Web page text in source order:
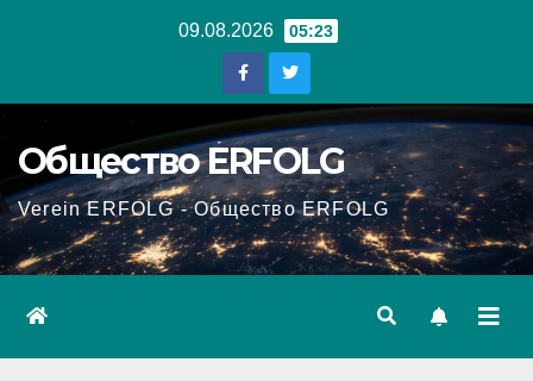
09.08.2026 05:23
Общество ERFOLG
Verein ERFOLG - Общество ERFOLG